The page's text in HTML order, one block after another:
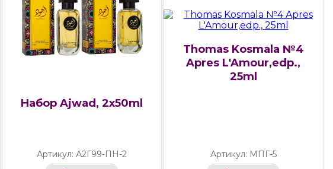
Набор Ajwad, 2x50ml
Артикул: А2Г99-ПН-2
Thomas Kosmala №4
Apres L'Amour,edp.,
25ml
Артикул: МПГ-5